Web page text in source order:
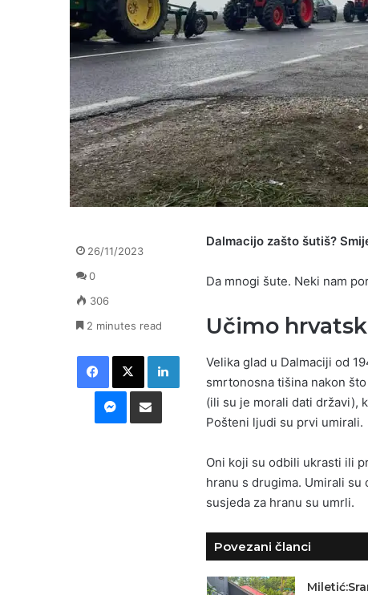
Dalmacijo zašto šutiš?
Da mnogi šute. Neki nam
Učimo
Velika glad u Dalmaciji od
smrtonosna tišina nakon
(ili su je morali dati državi),
Pošteni ljudi su prvi umirali.
Oni koji su odbili ukrasti ili
hranu s drugima. Umirali
susjeda za hranu su umrli.
Povezani članci
26/11/2023
0
306
2 minutes read
Facebook
X LinkedIn
Messenger
Podijeli putem E-maila